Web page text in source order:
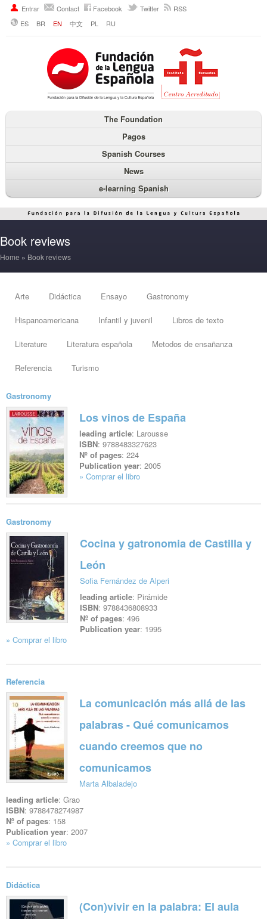
Entrar Contact Facebook Twitter
RSS
ES
BR EN 中文 PL RU
The Foundation
Pagos
Spanish Courses
News
e-learning Spanish
Book reviews
Home » Book reviews
Arte Didáctica Ensayo Gastronomy
Hispanoamericana Infantil y juvenil Libros de texto
Literature Literatura española Metodos de ensañanza
Referencia Turismo
Gastronomy
Los vinos de España
leading article: Larousse
ISBN: 9788483327623
Nº of pages: 224
Publication year: 2005
» Comprar el libro
Gastronomy
Cocina y gatronomia de Castilla y
León
Sofia Fernández de Alperi
leading article: Pirámide
ISBN: 9788436808933
Nº of pages: 496
Publication year: 1995
» Comprar el libro
Referencia
La comunicación más allá de las
palabras - Qué comunicamos
cuando creemos que no
comunicamos
Marta Albaladejo
leading article: Grao
ISBN: 9788478274987
Nº of pages: 158
Publication year: 2007
» Comprar el libro
Didáctica
(Con)vivir en la palabra: El aula